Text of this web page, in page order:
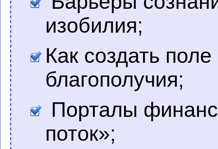
изобилия;
Как создать
благополучия;
Порталы
поток»;